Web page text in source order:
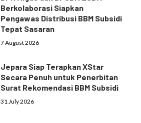
Berkolaborasi Siapkan
Pengawas Distribusi BBM Subsidi
Tepat Sasaran
7 August 2026
Jepara Siap Terapkan XStar
Secara Penuh untuk Penerbitan
Surat Rekomendasi BBM Subsidi
31 July 2026